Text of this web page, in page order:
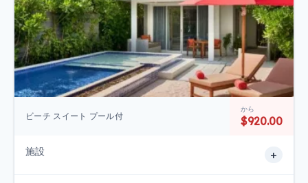
ビーチ スイート プール付
から
$920.00
施設 +